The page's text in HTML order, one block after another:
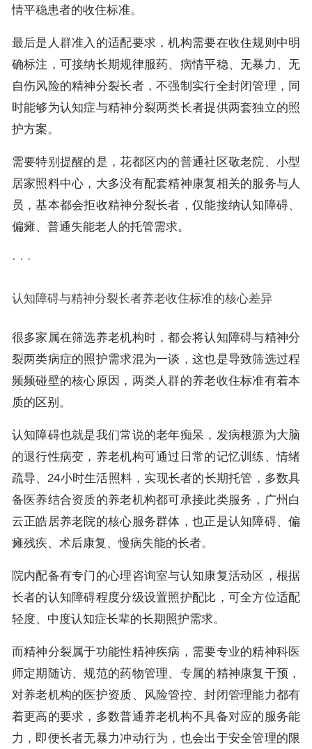
情平稳患者的收住标准。
最后是人群准入的适配要求，机构需要在收住规则中明
确标注，可接纳长期规律服药、病情平稳、无暴力、无
自伤风险的精神分裂长者，不强制实行全封闭管理，同
时能够为认知症与精神分裂两类长者提供两套独立的照
护方案。
需要特别提醒的是，花都区内的普通社区敬老院、小型
居家照料中心，大多没有配套精神康复相关的服务与人
员，基本都会拒收精神分裂长者，仅能接纳认知障碍、
偏瘫、普通失能老人的托管需求。
· · ·
认知障碍与精神分裂长者养老收住标准的核心差异
很多家属在筛选养老机构时，都会将认知障碍与精神分
裂两类病症的照护需求混为一谈，这也是导致筛选过程
频频碰壁的核心原因，两类人群的养老收住标准有着本
质的区别。
认知障碍也就是我们常说的老年痴呆，发病根源为大脑
的退行性病变，养老机构可通过日常的记忆训练、情绪
疏导、24小时生活照料，实现长者的长期托管，多数具
备医养结合资质的养老机构都可承接此类服务，广州白
云正皓居养老院的核心服务群体，也正是认知障碍、偏
瘫残疾、术后康复、慢病失能的长者。
院内配备有专门的心理咨询室与认知康复活动区，根据
长者的认知障碍程度分级设置照护配比，可全方位适配
轻度、中度认知症长辈的长期照护需求。
而精神分裂属于功能性精神疾病，需要专业的精神科医
师定期随访、规范的药物管理、专属的精神康复干预，
对养老机构的医护资质、风险管控、封闭管理能力都有
着更高的要求，多数普通养老机构不具备对应的服务能
力，即便长者无暴力冲动行为，也会出于安全管理的限